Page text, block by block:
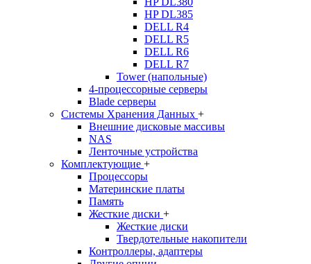
HP DL385
DELL R4
DELL R5
DELL R6
DELL R7
Tower (напольные)
4-процессорные серверы
Blade серверы
Системы Хранения Данных +
Внешние дисковые массивы
NAS
Ленточные устройства
Комплектующие +
Процессоры
Материнские платы
Память
Жесткие диски +
Жесткие диски
Твердотельные накопители
Контроллеры, адаптеры